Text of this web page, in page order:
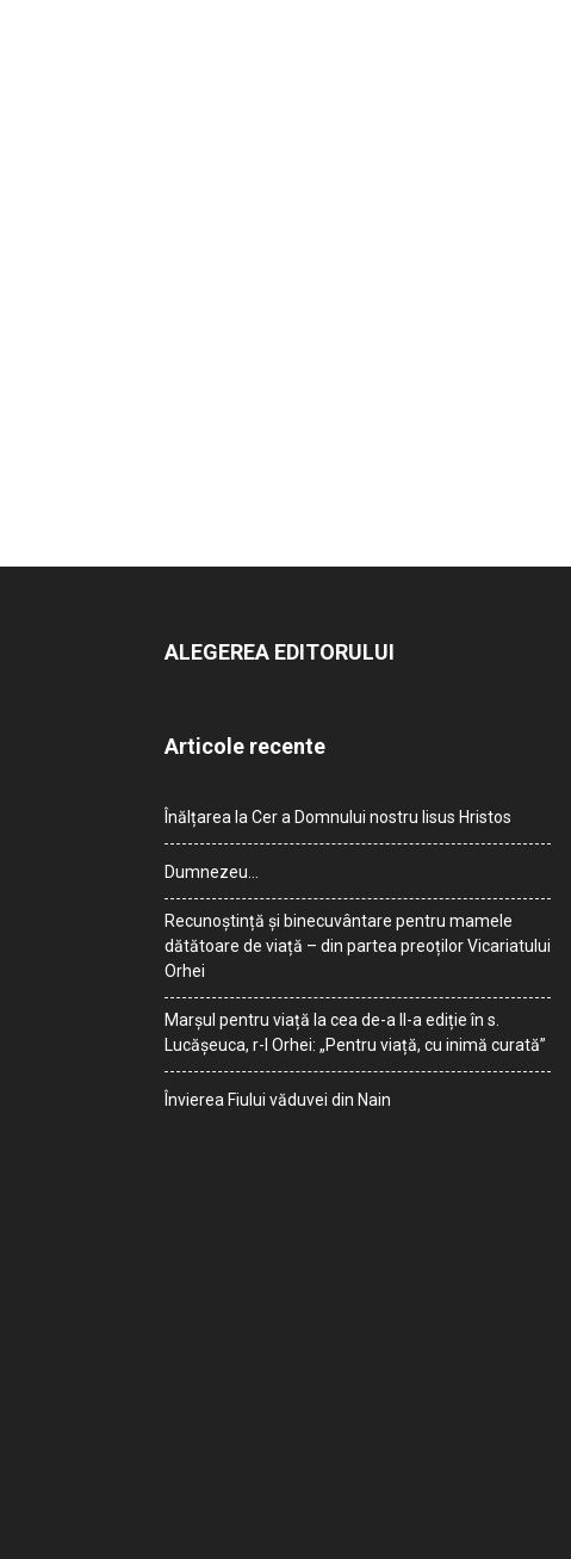
ALEGEREA EDITORULUI
Articole recente
Înălțarea la Cer a Domnului nostru Iisus Hristos
Dumnezeu…
Recunoștință și binecuvântare pentru mamele
dătătoare de viață – din partea preoților Vicariatului
Orhei
Marșul pentru viață la cea de-a II-a ediție în s.
Lucășeuca, r-l Orhei: „Pentru viață, cu inimă curată”
Învierea Fiului văduvei din Nain